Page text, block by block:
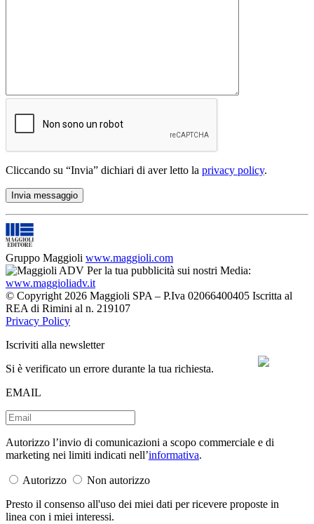
Cliccando su “Invia” dichiari di aver letto la privacy policy.
Gruppo Maggioli www.maggioli.com
Per la tua pubblicità sui nostri Media:
www.maggioliadv.it
© Copyright 2026 Maggioli SPA – P.Iva 02066400405 Iscritta al
REA di Rimini al n. 219107
Privacy Policy
Iscriviti alla newsletter
Si è verificato un errore durante la tua richiesta.
EMAIL
Autorizzo l’invio di comunicazioni a scopo commerciale e di
marketing nei limiti indicati nell’informativa.
Autorizzo
Non autorizzo
Presto il consenso all'uso dei miei dati per ricevere proposte in
linea con i miei interessi.